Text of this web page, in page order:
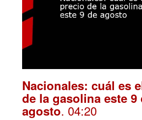
Nacionales: cuál es
de la gasolina este 9
agosto. 04:20